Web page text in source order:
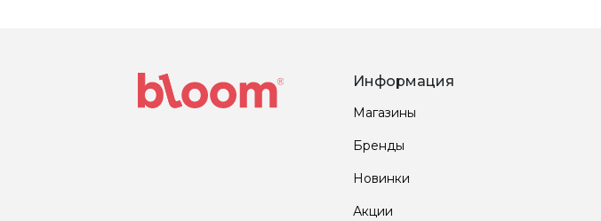
Информация
Магазины
Бренды
Новинки
Акции